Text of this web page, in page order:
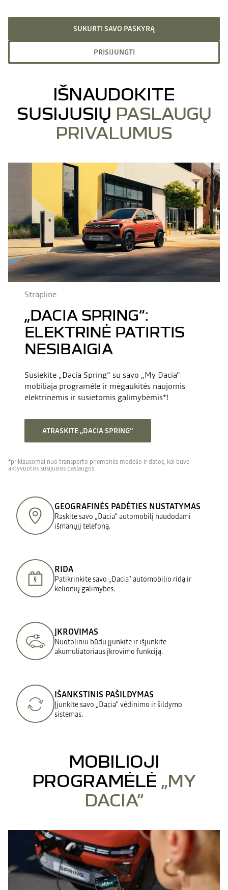
SUKURTI SAVO PASKYRĄ
PRISIJUNGTI
IŠNAUDOKITE
SUSIJUSIŲ PASLAUGŲ
PRIVALUMUS
Strapline
„DACIA SPRING“:
ELEKTRINĖ PATIRTIS
NESIBAIGIA
Susiekite „Dacia Spring“ su savo „My Dacia“
mobiliaja programėle ir mėgaukitės naujomis
elektrinėmis ir susietomis galimybėmis*!
ATRASKITE „DACIA SPRING“
*priklausomai nuo transporto priemonės modelio ir datos, kai buvo
aktyvuotos susijusios paslaugos.
GEOGRAFINĖS PADĖTIES NUSTATYMAS
Raskite savo „Dacia“ automobilį naudodami
išmanųjį telefoną.
RIDA
Patikrinkite savo „Dacia“ automobilio ridą ir
kelionių galimybes.
ĮKROVIMAS
Nuotoliniu būdu įjunkite ir išjunkite
akumuliatoriaus įkrovimo funkciją.
IŠANKSTINIS PAŠILDYMAS
Įjunkite savo „Dacia“ vėdinimo ir šildymo
sistemas.
MOBILIOJI
PROGRAMĖLĖ „MY
DACIA“